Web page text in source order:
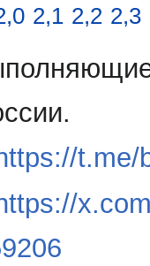
2,1 2,2 2,3
t.me/